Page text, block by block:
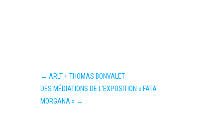
← ARLT + THOMAS BONVALET
DES MÉDIATIONS DE L'EXPOSITION « FATA
MORGANA »→